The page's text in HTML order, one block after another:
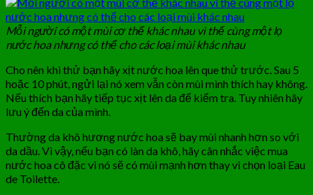
Mỗi người có một mùi cơ thể khác nhau vì thế cùng một lọ
nước hoa nhưng có thể cho các loại mùi khác nhau
Cho nên khi thử bạn hãy xịt nước hoa lên que thử trước. Sau 5
hoặc 10 phút, ngửi lại nó xem vẫn còn mùi mình thích hay không.
Nếu thích bạn hãy tiếp tục xịt lên da để kiểm tra. Tuy nhiên hãy
lưu ý đến da của mình.
Thường da khô hương nước hoa sẽ bay mùi nhanh hơn so với
da dầu. Vì vậy, nếu bạn có làn da khô, hãy cân nhắc việc mua
nước hoa cô đặc vì nó sẽ có mùi mạnh hơn thay vì chọn loại Eau
de Toilette.